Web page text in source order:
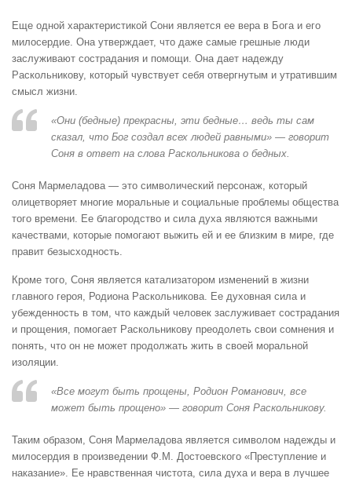
Еще одной характеристикой Сони является ее вера в Бога и его
милосердие. Она утверждает, что даже самые грешные люди
заслуживают сострадания и помощи. Она дает надежду
Раскольникову, который чувствует себя отвергнутым и утратившим
смысл жизни.
«Они (бедные) прекрасны, эти бедные… ведь ты сам
сказал, что Бог создал всех людей равными» — говорит
Соня в ответ на слова Раскольникова о бедных.
Соня Мармеладова — это символический персонаж, который
олицетворяет многие моральные и социальные проблемы общества
того времени. Ее благородство и сила духа являются важными
качествами, которые помогают выжить ей и ее близким в мире, где
правит безысходность.
Кроме того, Соня является катализатором изменений в жизни
главного героя, Родиона Раскольникова. Ее духовная сила и
убежденность в том, что каждый человек заслуживает сострадания
и прощения, помогает Раскольникову преодолеть свои сомнения и
понять, что он не может продолжать жить в своей моральной
изоляции.
«Все могут быть прощены, Родион Романович, все
может быть прощено» — говорит Соня Раскольникову.
Таким образом, Соня Мармеладова является символом надежды и
милосердия в произведении Ф.М. Достоевского «Преступление и
наказание». Ее нравственная чистота, сила духа и вера в лучшее